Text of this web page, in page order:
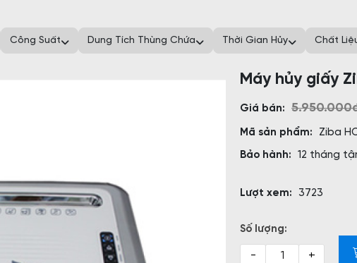
Công Suất Dung Tích Thùng Chứa Thời Gian Hủy Chất
Máy hủy giấy
Giá bán:
Mã sản phẩm: Ziba
Bảo hành:
12 tháng
Lượt xem:
3723
Số lượng:
- +